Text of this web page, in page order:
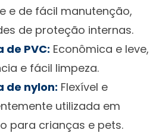
e de fácil manutenção,
de proteção internas.
PVC: Econômica e leve,
e fácil limpeza.
de nylon: Flexível e
utilizada em
para crianças e pets.